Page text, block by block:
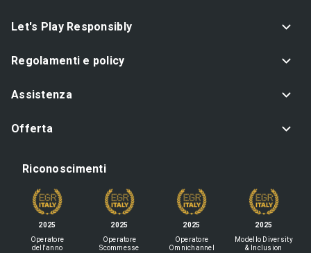
Let's Play Responsibly
Regolamenti e policy
Assistenza
Offerta
Riconoscimenti
2025
Operatore
dell'anno
2025
Operatore
Scommesse
2025
Operatore
Omnichannel
2025
Modello Diversity
& Inclusion